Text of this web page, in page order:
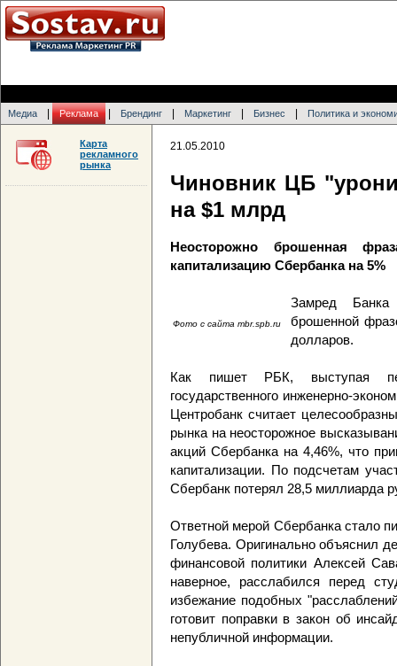
Медиа Реклама Брендинг Маркетинг Бизнес Политика и
21.05.2010
Чиновник ЦБ
на $1 млрд
Неосторожно брошенная
капитализацию Сбербанка на 5%
Фото с сайта mbr.spb.ru
Замред Банка
брошенной
долларов.
Как пишет РБК, выступая
государственного инженерно-
Центробанк считает
рынка на неосторожное
акций Сбербанка на 4,46%, что
капитализации. По подсчетам
Сбербанк потерял 28,5 миллиарда
Ответной мерой Сбербанка стало
Голубева. Оригинально объяснил
финансовой политики Алексей
наверное, расслабился перед
избежание подобных
готовит поправки в закон об
непубличной информации.
Карта
рекламного
рынка